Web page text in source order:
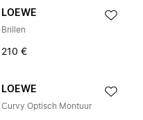
LOEWE
Brillen
210 €
LOEWE
Curvy Optisch Montuur